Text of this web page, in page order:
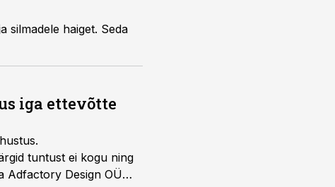
silmadele haiget. Seda
iga ettevõtte
tuntust ei kogu ning
Adfactory Design OÜ